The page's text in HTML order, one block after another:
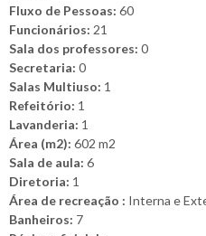
Fluxo de Pessoas: 60
Funcionários: 21
Sala dos professores: 0
Secretaria: 0
Salas Multiuso: 1
Refeitório: 1
Lavanderia: 1
Área (m2): 602 m2
Sala de aula: 6
Diretoria: 1
Área de recreação : Interna e
Banheiros: 7